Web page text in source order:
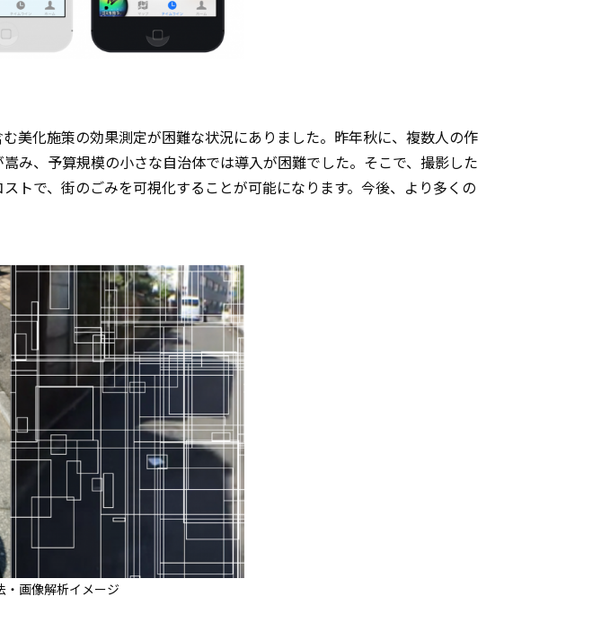
美化施策の効果測定が困難な状況にありました。昨年秋に、複数人の作
み、予算規模の小さな自治体では導入が困難でした。そこで、撮影した
トで、街のごみを可視化することが可能になります。今後、より多くの
・画像解析イメージ